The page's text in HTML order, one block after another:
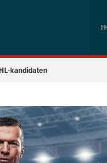
kandidaten